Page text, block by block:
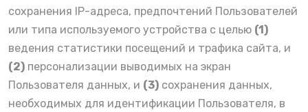
сохранения IP-адреса, предпочтений Пользователей
или типа используемого устройства с целью (1)
ведения статистики посещений и трафика сайта, и
(2) персонализации выводимых на экран
Пользователя данных, и (3) сохранения данных,
необходимых для идентификации Пользователя, в